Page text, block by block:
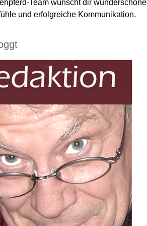
Team wünscht dir wunderschöne
und erfolgreiche Kommunikation.